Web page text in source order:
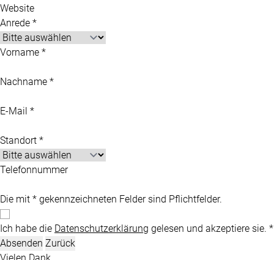
Website
Anrede *
Vorname *
Nachname *
E-Mail *
Standort *
Telefonnummer
Die mit * gekennzeichneten Felder sind Pflichtfelder.
Ich habe die Datenschutzerklärung gelesen und akzeptiere sie. *
Absenden Zurück
Vielen Dank